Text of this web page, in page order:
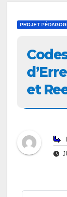
PROJET
et